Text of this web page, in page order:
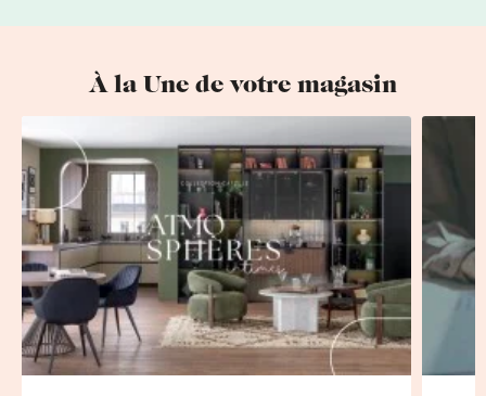
À la Une de votre magasin